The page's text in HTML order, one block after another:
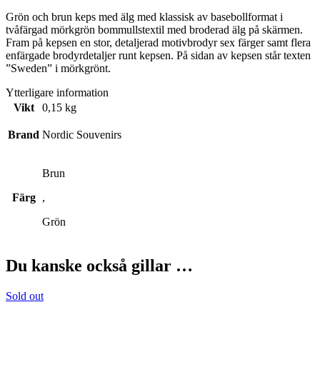
Grön och brun keps med älg med klassisk av basebollformat i
tvåfärgad mörkgrön bommullstextil med broderad älg på skärmen.
Fram på kepsen en stor, detaljerad motivbrodyr sex färger samt flera
enfärgade brodyrdetaljer runt kepsen. På sidan av kepsen står texten
”Sweden” i mörkgrönt.
Ytterligare information
Vikt
0,15 kg
Brand Nordic Souvenirs
Färg
Brun
,
Grön
Du kanske också gillar …
Sold out